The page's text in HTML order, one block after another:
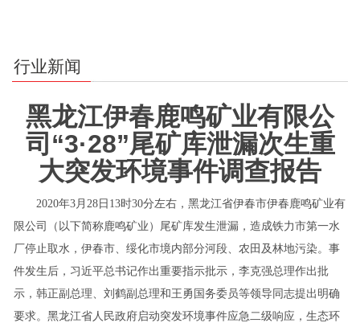
行业新闻
黑龙江伊春鹿鸣矿业有限公
司“3·28”尾矿库泄漏次生重
大突发环境事件调查报告
2020年3月28日13时30分左右，黑龙江省伊春市伊春鹿鸣矿业有
限公司（以下简称鹿鸣矿业）尾矿库发生泄漏，造成铁力市第一水
厂停止取水，伊春市、绥化市境内部分河段、农田及林地污染。事
件发生后，习近平总书记作出重要指示批示，李克强总理作出批
示，韩正副总理、刘鹤副总理和王勇国务委员等领导同志提出明确
要求。黑龙江省人民政府启动突发环境事件应急二级响应，生态环